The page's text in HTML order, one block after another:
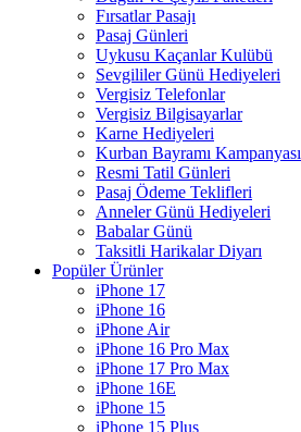
Fırsatlar Pasajı
Pasaj Günleri
Uykusu Kaçanlar Kulübü
Sevgililer Günü Hediyeleri
Vergisiz Telefonlar
Vergisiz Bilgisayarlar
Karne Hediyeleri
Kurban Bayramı Kampanyası
Resmi Tatil Günleri
Pasaj Ödeme Teklifleri
Anneler Günü Hediyeleri
Babalar Günü
Taksitli Harikalar Diyarı
Popüler Ürünler
iPhone 17
iPhone 16
iPhone Air
iPhone 16 Pro Max
iPhone 17 Pro Max
iPhone 16E
iPhone 15
iPhone 15 Plus